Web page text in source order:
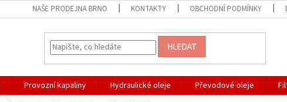
NAŠE PRODEJNA BRNO KONTAKTY OBCHODNÍ PODMÍNKY
HLEDAT
Provozní kapaliny Hydraulické oleje Převodové oleje